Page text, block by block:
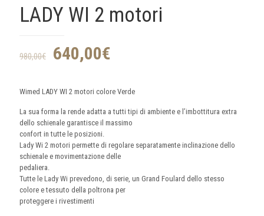
LADY WI 2 motori
980,00€ 640,00€
Wimed LADY WI 2 motori colore Verde
La sua forma la rende adatta a tutti tipi di ambiente e l’imbottitura extra
dello schienale garantisce il massimo
confort in tutte le posizioni.
Lady Wi 2 motori permette di regolare separatamente inclinazione dello
schienale e movimentazione delle
pedaliera.
Tutte le Lady Wi prevedono, di serie, un Grand Foulard dello stesso
colore e tessuto della poltrona per
proteggere i rivestimenti